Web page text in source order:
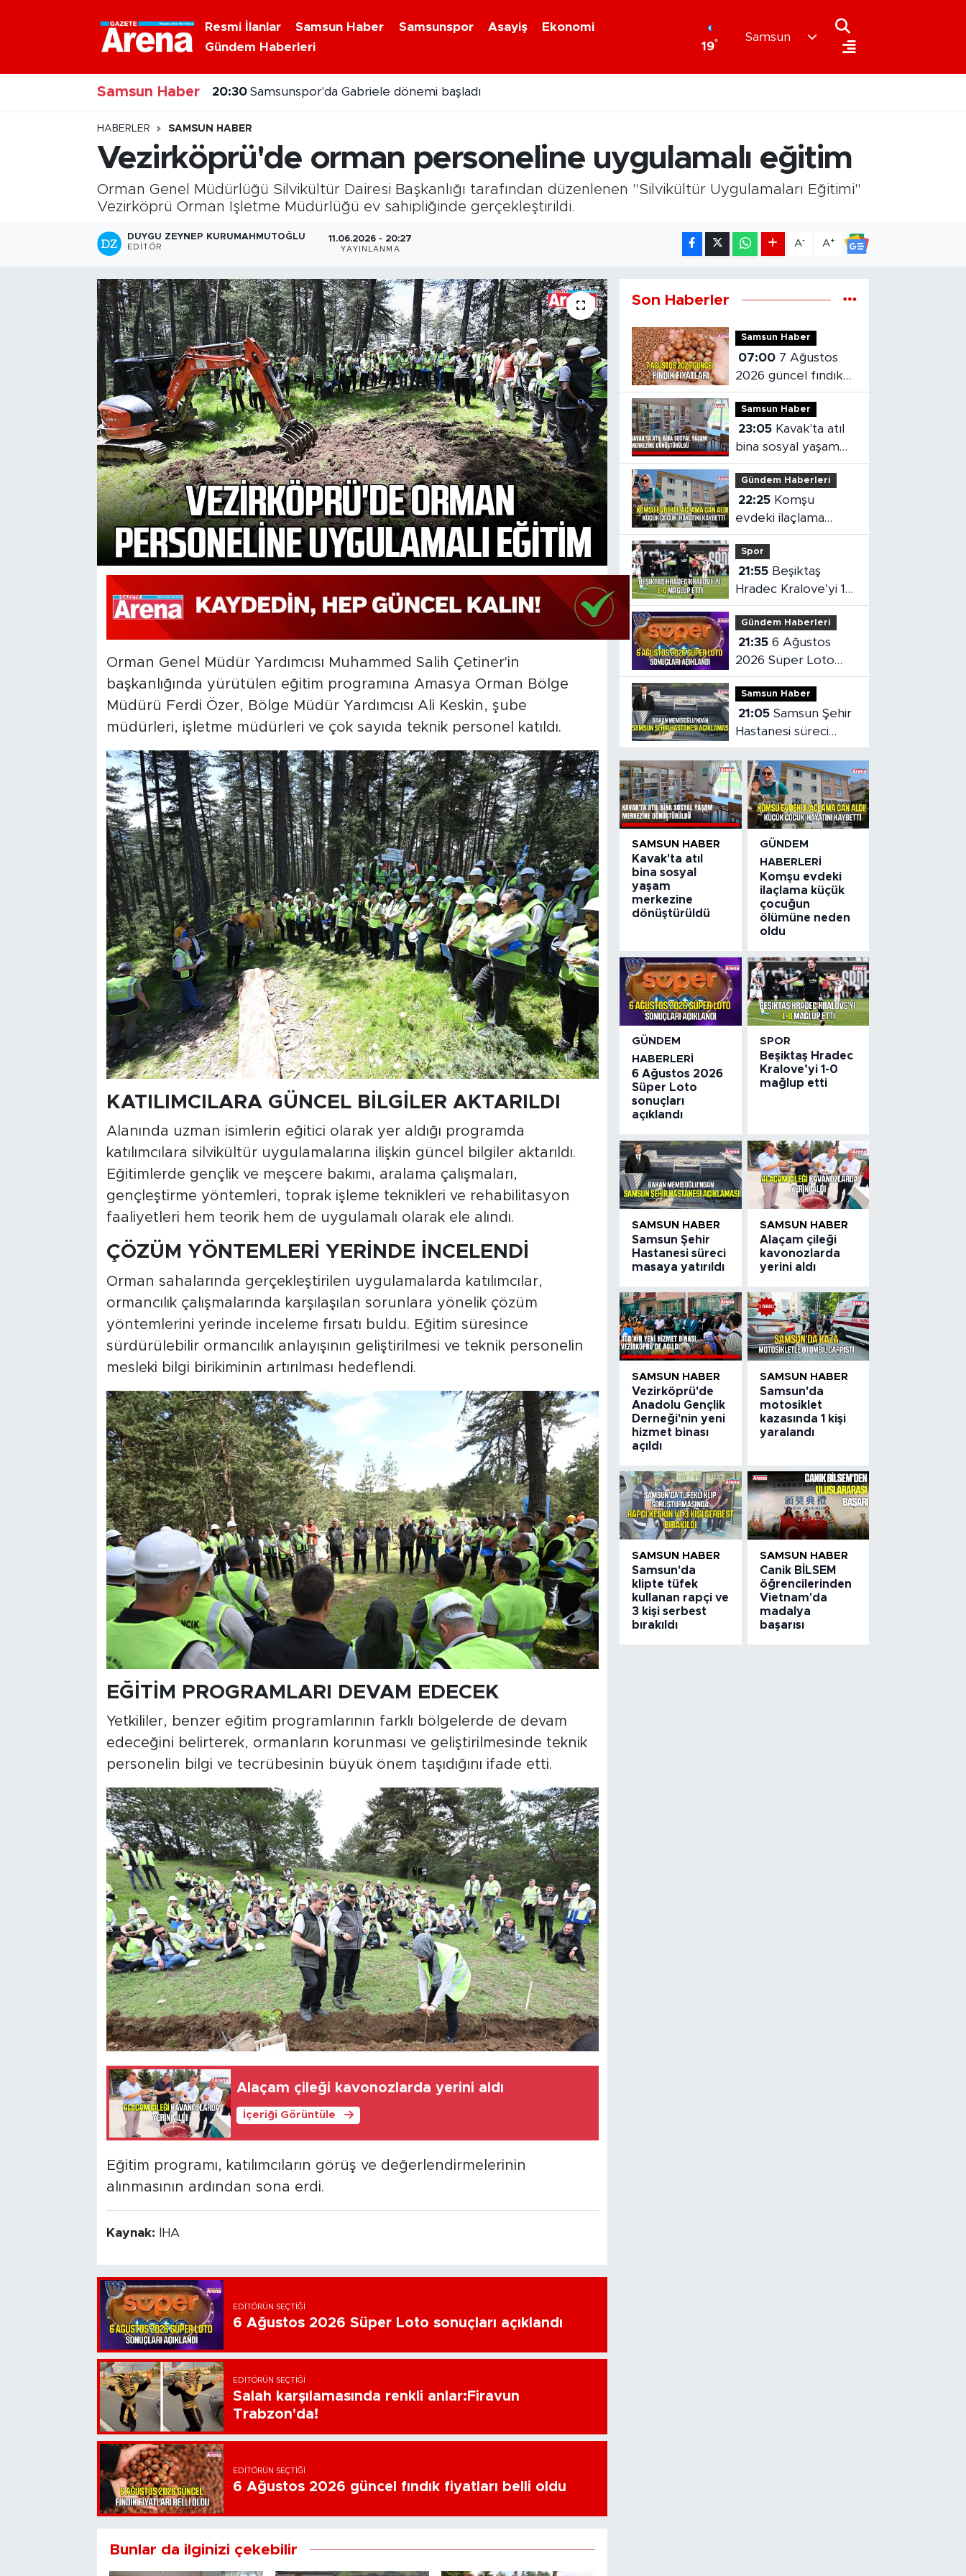
Resmi İlanlar Samsun Haber Samsunspor Asayiş
Ekonomi
Gündem Haberleri
19°
Samsun
Samsun Haber 20:20 Alaçam çileği kavonozlarda yerini aldı
HABERLER SAMSUN HABER
Vezirköprü'de orman personeline uygulamalı eğitim
Orman Genel Müdürlüğü Silvikültür Dairesi Başkanlığı tarafından düzenlenen "Silvikültür Uygulamaları Eğitimi"
Vezirköprü Orman İşletme Müdürlüğü ev sahipliğinde gerçekleştirildi.
DUYGU ZEYNEP KURUMAHMUTOĞLU
EDITÖR
11.06.2026 - 20:27
YAYINLANMA
A- A+
Orman Genel Müdür Yardımcısı Muhammed Salih Çetiner'in
başkanlığında yürütülen eğitim programına Amasya Orman Bölge
Müdürü Ferdi Özer, Bölge Müdür Yardımcısı Ali Keskin, şube
müdürleri, işletme müdürleri ve çok sayıda teknik personel katıldı.
KATILIMCILARA GÜNCEL BİLGİLER AKTARILDI
Alanında uzman isimlerin eğitici olarak yer aldığı programda
katılımcılara silvikültür uygulamalarına ilişkin güncel bilgiler aktarıldı.
Eğitimlerde gençlik ve meşcere bakımı, aralama çalışmaları,
gençleştirme yöntemleri, toprak işleme teknikleri ve rehabilitasyon
faaliyetleri hem teorik hem de uygulamalı olarak ele alındı.
ÇÖZÜM YÖNTEMLERİ YERİNDE İNCELENDİ
Orman sahalarında gerçekleştirilen uygulamalarda katılımcılar,
ormancılık çalışmalarında karşılaşılan sorunlara yönelik çözüm
yöntemlerini yerinde inceleme fırsatı buldu. Eğitim süresince
sürdürülebilir ormancılık anlayışının geliştirilmesi ve teknik personelin
mesleki bilgi birikiminin artırılması hedeflendi.
EĞİTİM PROGRAMLARI DEVAM EDECEK
Yetkililer, benzer eğitim programlarının farklı bölgelerde de devam
edeceğini belirterek, ormanların korunması ve geliştirilmesinde teknik
personelin bilgi ve tecrübesinin büyük önem taşıdığını ifade etti.
Alaçam çileği kavonozlarda yerini aldı
İçeriği Görüntüle
Eğitim programı, katılımcıların görüş ve değerlendirmelerinin
alınmasının ardından sona erdi.
Kaynak: İHA
EDITÖRÜN SEÇTIĞI
6 Ağustos 2026 Süper Loto sonuçları açıklandı
EDITÖRÜN SEÇTIĞI
Salah karşılamasında renkli anlar:Firavun
Trabzon'da!
EDITÖRÜN SEÇTIĞI
6 Ağustos 2026 güncel fındık fiyatları belli oldu
Bunlar da ilginizi çekebilir
Son Haberler
Samsun Haber
07:00
2026 güncel fındık
fiyatları
Samsun Haber
23:05
bina sosyal yaşam
merkezine
dönüştürüldü
Gündem Haberleri
22:25
evdeki ilaçlama
küçük çocuğun
ölümüne neden oldu
Spor
21:55
Hradec Kralove’yi 1-
0 mağlup etti
Gündem Haberleri
21:35 6 Ağustos
2026 Süper Loto
sonuçları açıklandı
Samsun Haber
21:05 Samsun Şehir
Hastanesi süreci
masaya yatırıldı
SAMSUN HABER
Kavak'ta atıl
bina sosyal
yaşam
merkezine
dönüştürüldü
GÜNDEM
HABERLERI
Komşu evdeki
ilaçlama küçük
çocuğun
ölümüne neden
oldu
GÜNDEM
HABERLERI
6 Ağustos 2026
Süper Loto
sonuçları
açıklandı
SPOR
Beşiktaş Hradec
Kralove’yi 1-0
mağlup etti
SAMSUN HABER
Samsun Şehir
Hastanesi süreci
masaya yatırıldı
SAMSUN HABER
Alaçam çileği
kavonozlarda
yerini aldı
SAMSUN HABER
Vezirköprü'de
Anadolu Gençlik
Derneği'nin yeni
hizmet binası
açıldı
SAMSUN HABER
Samsun'da
motosiklet
kazasında 1 kişi
yaralandı
SAMSUN HABER
Samsun'da
klipte tüfek
kullanan rapçi ve
3 kişi serbest
bırakıldı
SAMSUN HABER
Canik BİLSEM
öğrencilerinden
Vietnam'da
madalya
başarısı
Nöbetçi Eczaneler
Hava Durumu
Samsun Namaz Vakitleri
Trafik Durumu
Süper Lig Puan Durumu ve Fikstür
Tüm Manşetler
Haber Arşivi